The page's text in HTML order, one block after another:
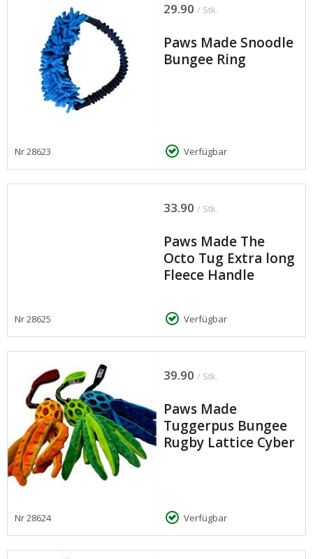
29.90 / Stk.
Paws Made Snoodle
Bungee Ring
Nr28623 Verfügbar
33.90 / Stk.
Paws Made The
Octo Tug Extra long
Fleece Handle
Nr28625 Verfügbar
39.90 / Stk.
Paws Made
Tuggerpus Bungee
Rugby Lattice Cyber
Nr28624 Verfügbar